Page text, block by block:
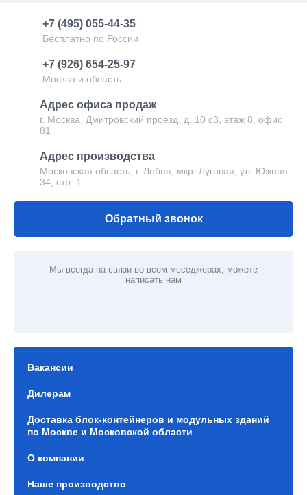
Мы всегда на связи во всем меседжерах, можете
написать нам
Адрес офиса продаж
г. Москва, Дмитровский проезд, д. 10 с3, этаж 8, офис
81
Адрес производства
Московская область, г. Лобня, мкр. Луговая, ул. Южная
34, стр. 1
+7 (495) 055-44-35
Бесплатно по России
+7 (926) 654-25-97
Москва и область
Обратный звонок
Вакансии
Дилерам
Доставка блок-контейнеров и модульных зданий
по Москве и Московской области
О компании
Наше производство